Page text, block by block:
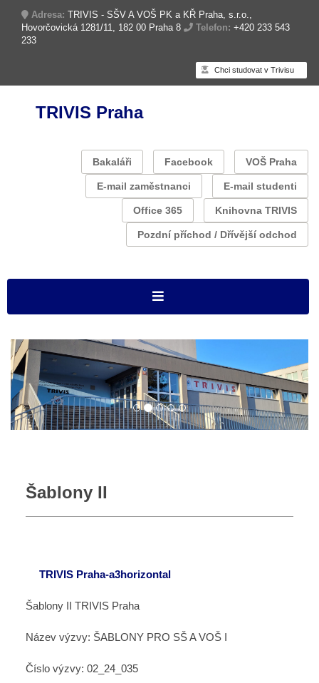
Adresa: TRIVIS - SŠV A VOŠ PK a KŘ Praha, s.r.o.,
Hovorčovická 1281/11, 182 00 Praha 8
Telefon: +420 233 543
233
Chci studovat v Trivisu
TRIVIS Praha
Bakaláři Facebook VOŠ Praha
E-mail zaměstnanci E-mail studenti
Office 365 Knihovna TRIVIS
Pozdní příchod / Dřívější odchod
Šablony II
TRIVIS Praha-a3horizontal
Šablony II TRIVIS Praha
Název výzvy: ŠABLONY PRO SŠ A VOŠ I
Číslo výzvy: 02_24_035